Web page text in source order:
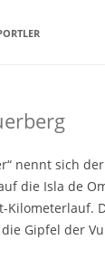
nennt sich
die Isla de
Gipfel der